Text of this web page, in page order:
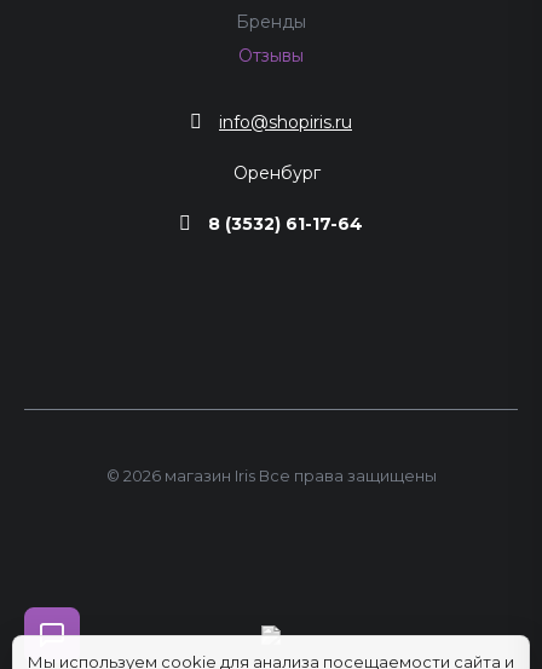
Бренды
Отзывы
info@shopiris.ru
Оренбург
8 (3532) 61-17-64
© 2026 магазин Iris Все права защищены
Мы используем cookie для анализа посещаемости сайта и